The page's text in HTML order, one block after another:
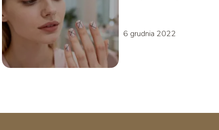
6 grudnia 2022